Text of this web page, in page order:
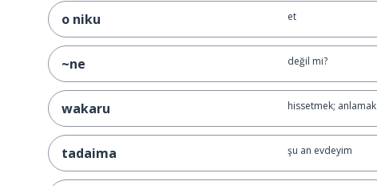
o niku et
~ne değil mi?
wakaru hissetmek; anlamak
tadaima şu an evdeyim